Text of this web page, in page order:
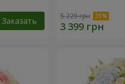
Заказать 5 229 грн